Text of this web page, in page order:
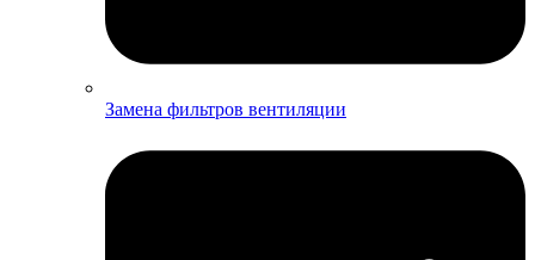
Замена фильтров вентиляции